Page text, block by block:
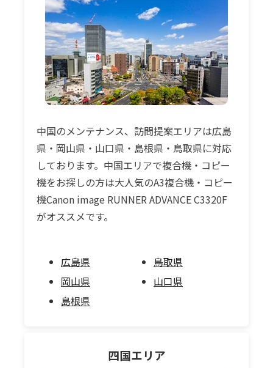
中国のメンテナンス、訪問提案エリアは広島
県・岡山県・山口県・島根県・鳥取県に対応
しております。中国エリアで複合機・コピー
機をお探しの方は大人気のA3複合機・コピー
機Canon image RUNNER ADVANCE C3320F
がオススメです。
広島県
岡山県
島根県
鳥取県
山口県
四国エリア